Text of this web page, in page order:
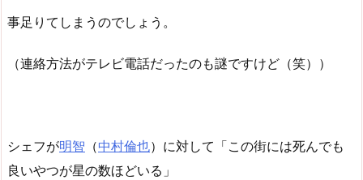
事足りてしまうのでしょう。
（連絡方法がテレビ電話だったのも謎ですけど（笑））
シェフが明智 （中村倫也）に対して「この街には死んでも
良いやつが星の数ほどいる」